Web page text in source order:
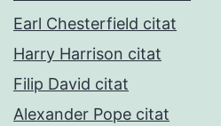
Earl Chesterfield citat
Harry Harrison citat
Filip David citat
Alexander Pope citat